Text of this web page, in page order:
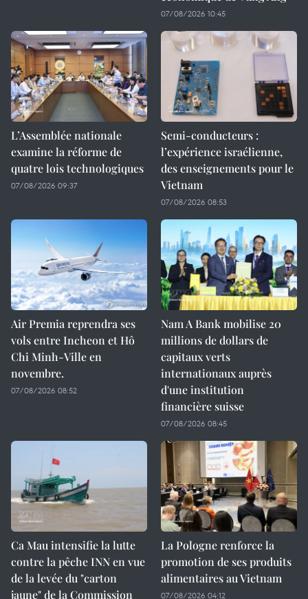
07/08/2026 10:45
L’Assemblée nationale
examine la réforme de
quatre lois technologiques
07/08/2026 09:37
Semi-conducteurs :
l’expérience israélienne,
des enseignements pour le
Vietnam
07/08/2026 08:53
Air Premia reprendra ses
vols entre Incheon et Hô
Chi Minh-Ville en
novembre.
07/08/2026 08:52
Nam A Bank mobilise 20
millions de dollars de
capitaux verts
internationaux auprès
d'une institution
financière suisse
07/08/2026 08:45
Ca Mau intensifie la lutte
contre la pêche INN en vue
de la levée du "carton
jaune" de la Commission
La Pologne renforce la
promotion de ses produits
alimentaires au Vietnam
07/08/2026 04:12